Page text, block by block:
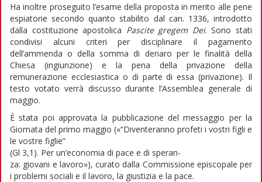
Ha inoltre proseguito l’esame della proposta in merito alle pene
espiatorie secondo quanto stabilito dal can. 1336, introdotto
dalla costituzione apostolica Pascite gregem Dei. Sono stati
condivisi alcuni criteri per disciplinare il pagamento
dell’ammenda o della somma di denaro per le finalità della
Chiesa (ingiunzione) e la pena della privazione della
remunerazione ecclesiastica o di parte di essa (privazione). Il
testo votato verrà discusso durante l’Assemblea generale di
maggio.
È stata poi approvata la pubblicazione del messaggio per la
Giornata del primo maggio («“Diventeranno profeti i vostri figli e
le vostre figlie”
(Gl 3,1). Per un’economia di pace e di speran-
za: giovani e lavoro»), curato dalla Commissione episcopale per
i problemi sociali e il lavoro, la giustizia e la pace.